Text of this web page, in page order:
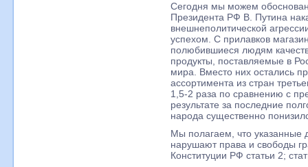
Сегодня мы можем
Президента РФ В. Путина
внешнеполитической
успехом. С прилавков
полюбившиеся людям
продукты, поставляемые в
мира. Вместо них остались
ассортимента из стран
1,5-2 раза по сравнению с
результате за последние
народа существенно
Мы полагаем, что указанные
нарушают права и свободы
Конституции РФ статьи 2;